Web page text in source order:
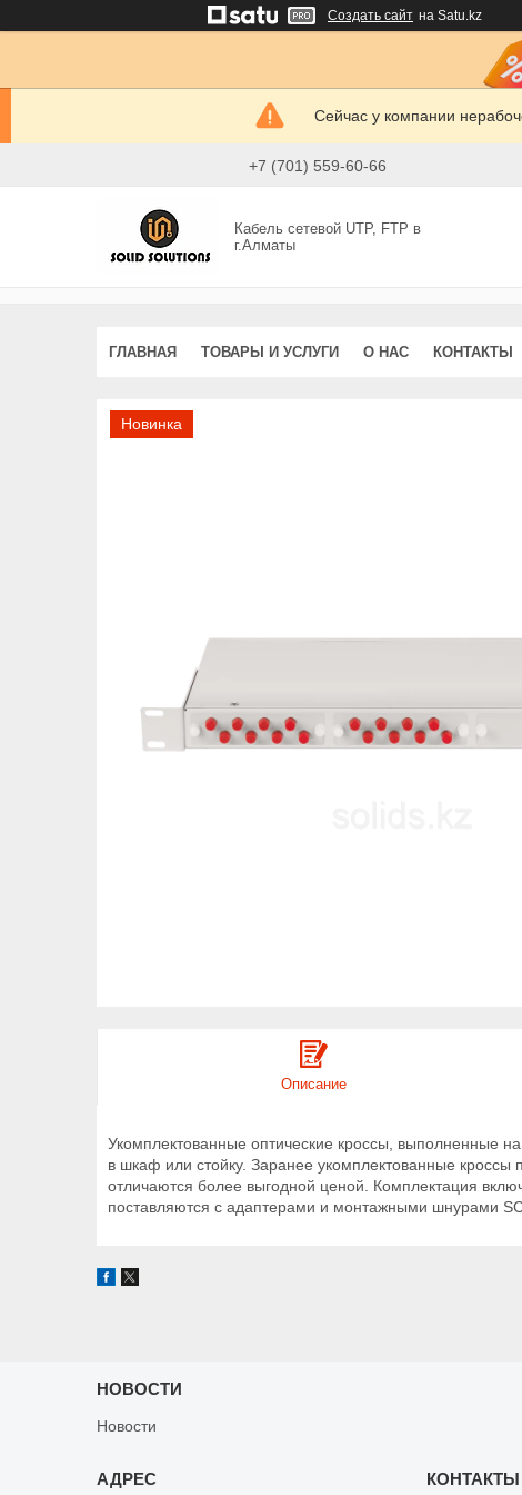
Создать сайт на Satu.kz
Сейчас у компании
+7 (701) 559-60-66
Кабель сетевой UTP, FTP в
г.Алматы
ГЛАВНАЯ ТОВАРЫ И УСЛУГИ О НАС КОНТАКТЫ
Новинка
Описание
Укомплектованные оптические кроссы, выполненные
в шкаф или стойку. Заранее укомплектованные кроссы
отличаются более выгодной ценой. Комплектация
поставляются с адаптерами и монтажными шнурами
НОВОСТИ
Новости